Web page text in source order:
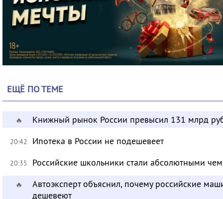
ЕЩЁ ПО ТЕМЕ
🔥 Книжный рынок России превысил 131 млрд
20:42 Ипотека в России не подешевеет
20:35 Российские школьники стали абсолютными
🔥
Автоэксперт объяснил, почему российские
дешевеют